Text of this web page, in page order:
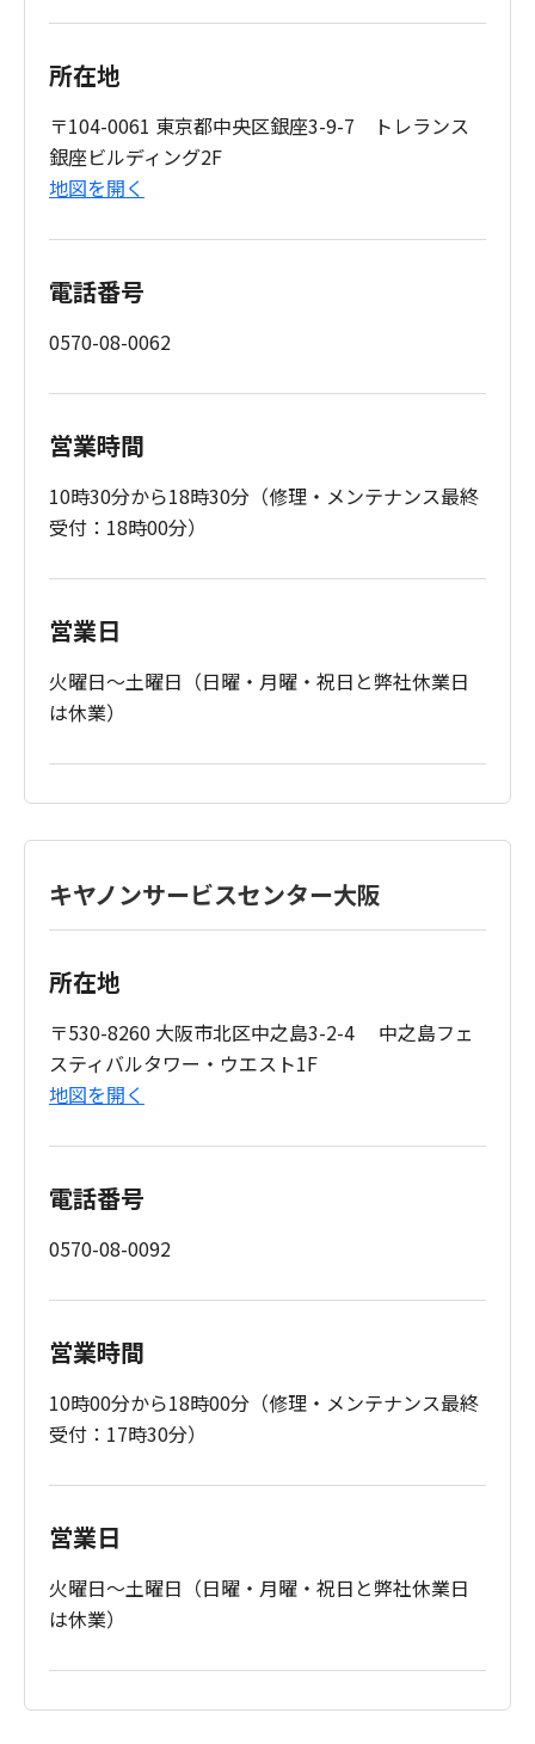
所在地
〒104-0061 東京都中央区銀座3-9-7 トレランス
銀座ビルディング2F
地図を開く
電話番号
0570-08-0062
営業時間
10時30分から18時30分（修理・メンテナンス最終
受付：18時00分）
営業日
火曜日～土曜日（日曜・月曜・祝日と弊社休業日
は休業）
キヤノンサービスセンター大阪
所在地
〒530-8260 大阪市北区中之島3-2-4 中之島フェ
スティバルタワー・ウエスト1F
地図を開く
電話番号
0570-08-0092
営業時間
10時00分から18時00分（修理・メンテナンス最終
受付：17時30分）
営業日
火曜日～土曜日（日曜・月曜・祝日と弊社休業日
は休業）